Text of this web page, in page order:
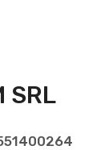
SRL